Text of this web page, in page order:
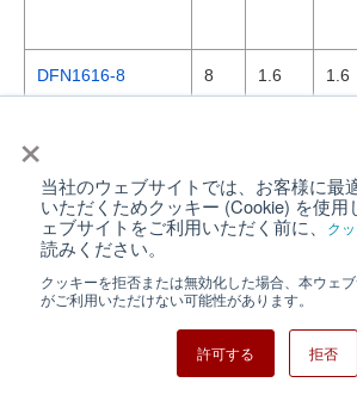
×
当社のウェブサイトでは、お客様に最
いただくためクッキー (Cookie) を使用
ェブサイトをご利用いただく前に、
ク
読みください。
クッキーを拒否または無効化した場合、本ウェ
がご利用いただけない可能性があります。
許可する 拒否
DFN1616-8 8 1.6 1.6
DFN1616-8-GM 8 1.6 1.6